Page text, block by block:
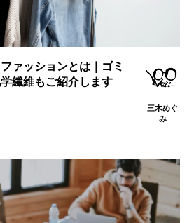
ァッションとは｜ゴミ
繊維もご紹介します
三木めぐ
み